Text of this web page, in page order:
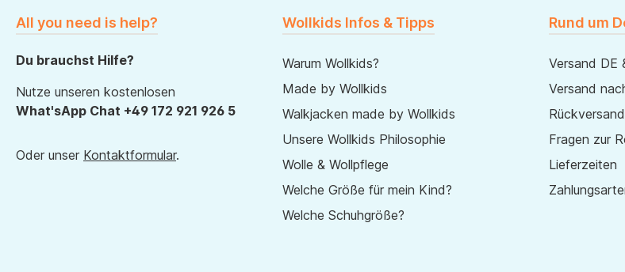
All you need is help?
Du brauchst Hilfe?
Nutze unseren kostenlosen
What'sApp Chat +49 172 921 926 5
Oder unser Kontaktformular.
Wollkids Infos & Tipps
Warum Wollkids?
Made by Wollkids
Walkjacken made by Wollkids
Unsere Wollkids Philosophie
Wolle & Wollpflege
Welche Größe für mein Kind?
Welche Schuhgröße?
Rund um
Versand DE
Versand
Rückversand
Fragen zur
Lieferzeiten